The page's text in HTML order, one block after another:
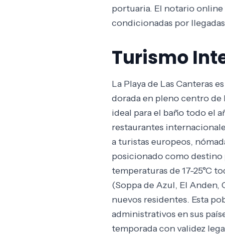
portuaria. El notario online
condicionadas por
Turismo
La Playa de Las Canteras
dorada en pleno centro
ideal para el baño todo el
restaurantes
a turistas europeos,
posicionado como destino
temperaturas de 17-25°C
(Soppa de Azul, El Anden,
nuevos residentes. Esta
administrativos en sus
temporada con validez